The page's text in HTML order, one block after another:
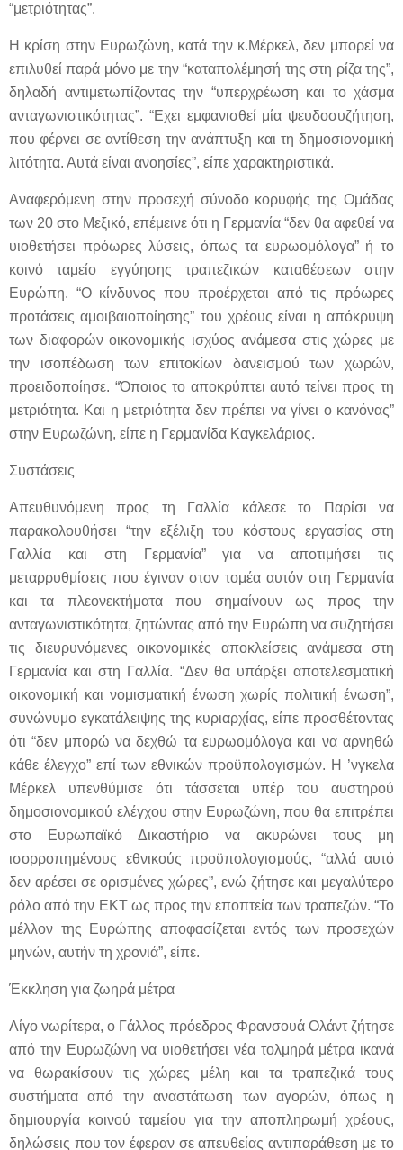
“μετριότητας”.
Η κρίση στην Ευρωζώνη, κατά την κ.Μέρκελ, δεν μπορεί να
επιλυθεί παρά μόνο με την “καταπολέμησή της στη ρίζα της”,
δηλαδή αντιμετωπίζοντας την “υπερχρέωση και το χάσμα
ανταγωνιστικότητας”. “Εχει εμφανισθεί μία ψευδοσυζήτηση,
που φέρνει σε αντίθεση την ανάπτυξη και τη δημοσιονομική
λιτότητα. Αυτά είναι ανοησίες”, είπε χαρακτηριστικά.
Αναφερόμενη στην προσεχή σύνοδο κορυφής της Ομάδας
των 20 στο Μεξικό, επέμεινε ότι η Γερμανία “δεν θα αφεθεί να
υιοθετήσει πρόωρες λύσεις, όπως τα ευρωομόλογα” ή το
κοινό ταμείο εγγύησης τραπεζικών καταθέσεων στην
Ευρώπη. “Ο κίνδυνος που προέρχεται από τις πρόωρες
προτάσεις αμοιβαιοποίησης” του χρέους είναι η απόκρυψη
των διαφορών οικονομικής ισχύος ανάμεσα στις χώρες με
την ισοπέδωση των επιτοκίων δανεισμού των χωρών,
προειδοποίησε. “Όποιος το αποκρύπτει αυτό τείνει προς τη
μετριότητα. Και η μετριότητα δεν πρέπει να γίνει ο κανόνας”
στην Ευρωζώνη, είπε η Γερμανίδα Καγκελάριος.
Συστάσεις
Απευθυνόμενη προς τη Γαλλία κάλεσε το Παρίσι να
παρακολουθήσει “την εξέλιξη του κόστους εργασίας στη
Γαλλία και στη Γερμανία” για να αποτιμήσει τις
μεταρρυθμίσεις που έγιναν στον τομέα αυτόν στη Γερμανία
και τα πλεονεκτήματα που σημαίνουν ως προς την
ανταγωνιστικότητα, ζητώντας από την Ευρώπη να συζητήσει
τις διευρυνόμενες οικονομικές αποκλείσεις ανάμεσα στη
Γερμανία και στη Γαλλία. “Δεν θα υπάρξει αποτελεσματική
οικονομική και νομισματική ένωση χωρίς πολιτική ένωση”,
συνώνυμο εγκατάλειψης της κυριαρχίας, είπε προσθέτοντας
ότι “δεν μπορώ να δεχθώ τα ευρωομόλογα και να αρνηθώ
κάθε έλεγχο” επί των εθνικών προϋπολογισμών. Η ’νγκελα
Μέρκελ υπενθύμισε ότι τάσσεται υπέρ του αυστηρού
δημοσιονομικού ελέγχου στην Ευρωζώνη, που θα επιτρέπει
στο Ευρωπαϊκό Δικαστήριο να ακυρώνει τους μη
ισορροπημένους εθνικούς προϋπολογισμούς, “αλλά αυτό
δεν αρέσει σε ορισμένες χώρες”, ενώ ζήτησε και μεγαλύτερο
ρόλο από την ΕΚΤ ως προς την εποπτεία των τραπεζών. “Το
μέλλον της Ευρώπης αποφασίζεται εντός των προσεχών
μηνών, αυτήν τη χρονιά”, είπε.
Έκκληση για ζωηρά μέτρα
Λίγο νωρίτερα, ο Γάλλος πρόεδρος Φρανσουά Ολάντ ζήτησε
από την Ευρωζώνη να υιοθετήσει νέα τολμηρά μέτρα ικανά
να θωρακίσουν τις χώρες μέλη και τα τραπεζικά τους
συστήματα από την αναστάτωση των αγορών, όπως η
δημιουργία κοινού ταμείου για την αποπληρωμή χρέους,
δηλώσεις που τον έφεραν σε απευθείας αντιπαράθεση με το